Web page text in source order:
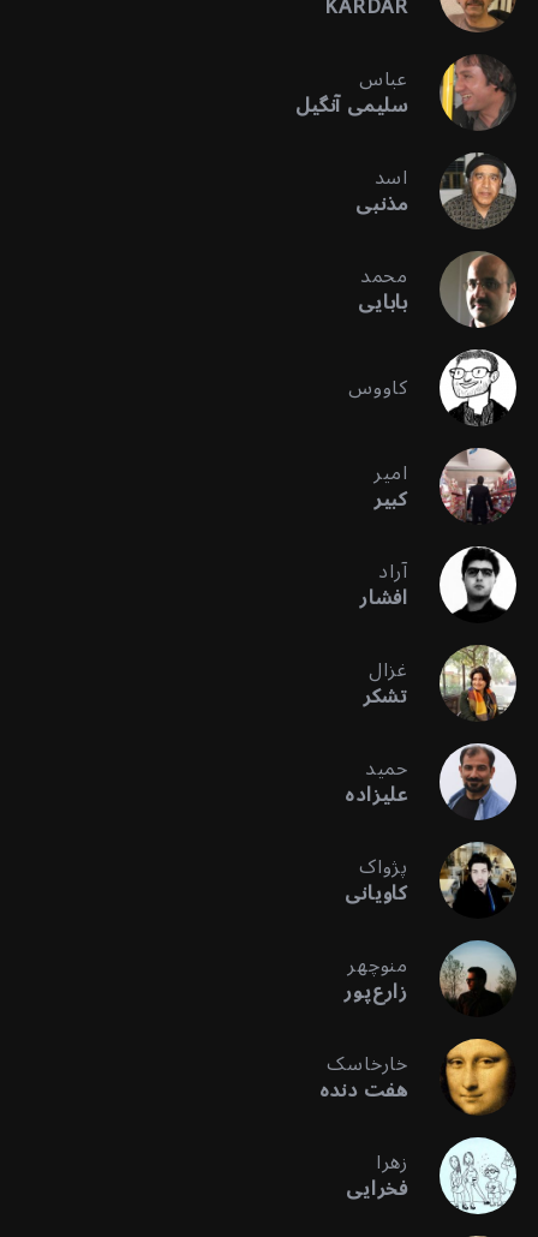
عباس
سلیمی آنگیل
اسد
مذنبی
محمد
بابایی
کاووس
امیر
کبیر
آراد
افشار
غزال
تشکر
حمید
علیزاده
پژواک
کاویانی
منوچهر
زارع‌پور
خارخاسک
هفت دنده
زهرا
فخرایی